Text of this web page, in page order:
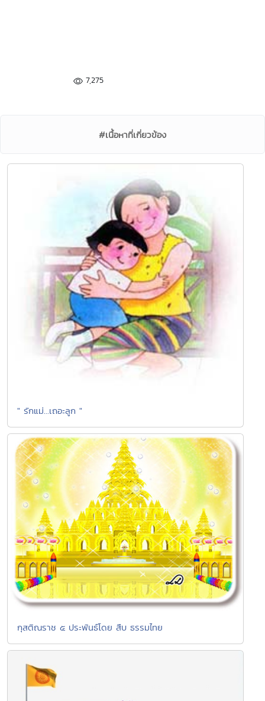
7,275
#เนื้อหาที่เกี่ยวข้อง
" รักแม่...เถอะลูก "
กุสติณราช ๕ ประพันธ์โดย สืบ ธรรมไทย